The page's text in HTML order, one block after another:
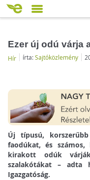
Ezer új odú várja
Hír írta:Sajtóközlemény
Új típusú,
faodúkat, és
kirakott odúk
szalakótákat – adta
Igazgatóság.